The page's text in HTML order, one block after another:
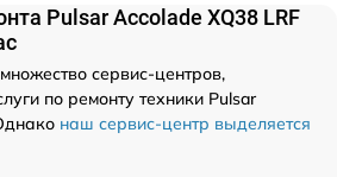
Pulsar Accolade XQ38 LRF
сервис-центров,
по ремонту техники Pulsar
наш сервис-центр выделяется